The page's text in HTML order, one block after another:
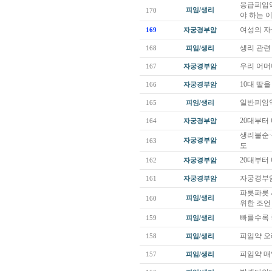
170 피임/생리
응급피임
야 하는
169 자궁경부암 여성의
168 피임/생리 생리 관
167 자궁경부암 우리 어
166 자궁경부암 10대 딸
165 피임/생리 일반피임
164 자궁경부암 20대부터
163 자궁경부암
생리불순
도
162 자궁경부암 20대부터
161 자궁경부암 자궁경부
160 피임/생리
파릇파릇
위한 조언
159 피임/생리 빠를수록
158 피임/생리 피임약
157 피임/생리 피임약